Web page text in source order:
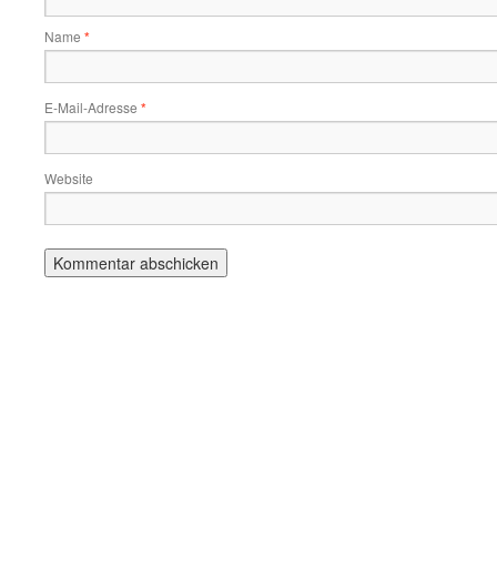
Name *
E-Mail-Adresse *
Website